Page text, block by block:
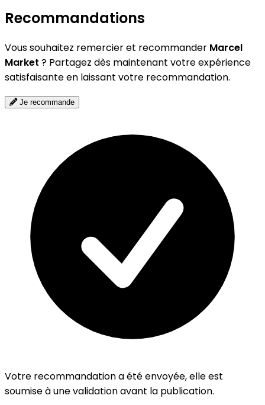
Recommandations
Vous souhaitez remercier et recommander Marcel
Market ? Partagez dès maintenant votre expérience
satisfaisante en laissant votre recommandation.
Je recommande
Votre recommandation a été envoyée, elle est
soumise à une validation avant la publication.